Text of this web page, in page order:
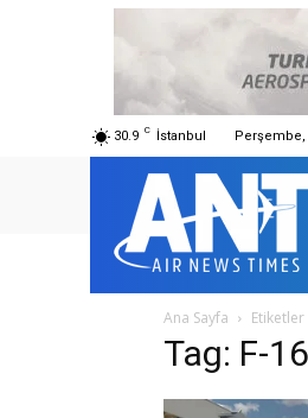
30.9 C İstanbul Perşembe,
Ana Sayfa Etiketler
Tag: F-